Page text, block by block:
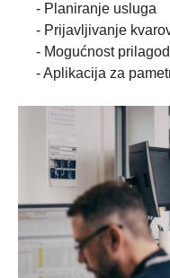
- Planiranje usluga
- Prijavljivanje
- Mogućnost
- Aplikacija za